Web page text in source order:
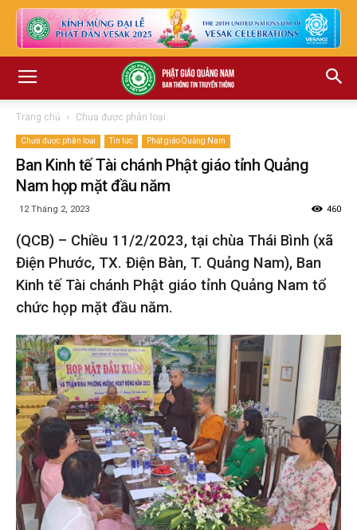
Trang chủ Chưa được phân loại
Chưa được phân loại Tin tức Phật giáo Quảng Nam
Ban Kinh tế Tài chánh Phật giáo tỉnh Quảng
Nam họp mặt đầu năm
12 Tháng 2, 2023 460
(QCB) – Chiều 11/2/2023, tại chùa Thái Bình (xã
Điện Phước, TX. Điện Bàn, T. Quảng Nam), Ban
Kinh tế Tài chánh Phật giáo tỉnh Quảng Nam tổ
chức họp mặt đầu năm.